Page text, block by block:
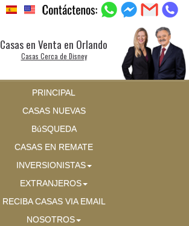
Casas en Venta en Orlando
Casas Cerca de Disney
PRINCIPAL
CASAS NUEVAS
BúSQUEDA
CASAS EN REMATE
INVERSIONISTAS
EXTRANJEROS
RECIBA CASAS VIA EMAIL
NOSOTROS